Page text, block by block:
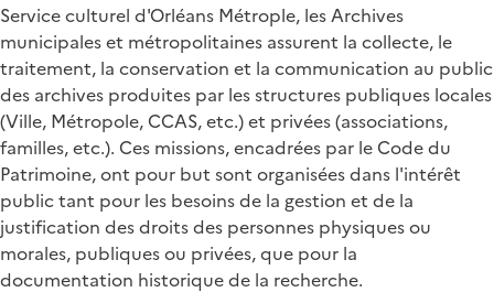
Service culturel d'Orléans Métrople, les Archives
municipales et métropolitaines assurent la collecte, le
traitement, la conservation et la communication au public
des archives produites par les structures publiques locales
(Ville, Métropole, CCAS, etc.) et privées (associations,
familles, etc.). Ces missions, encadrées par le Code du
Patrimoine, ont pour but sont organisées dans l'intérêt
public tant pour les besoins de la gestion et de la
justification des droits des personnes physiques ou
morales, publiques ou privées, que pour la
documentation historique de la recherche.